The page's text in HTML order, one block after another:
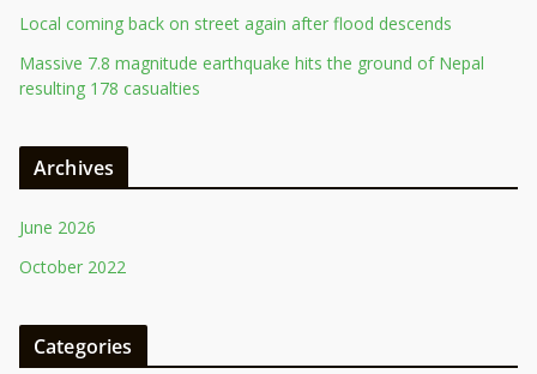
Local coming back on street again after flood descends
Massive 7.8 magnitude earthquake hits the ground of Nepal
resulting 178 casualties
Archives
June 2026
October 2022
Categories